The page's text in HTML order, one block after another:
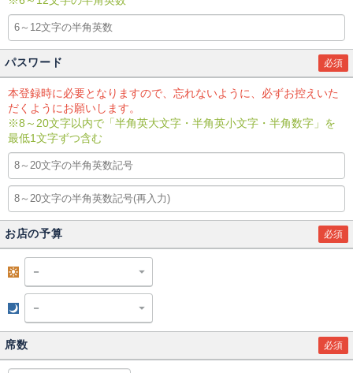
パスワード 必須
本登録時に必要となりますので、忘れないように、必ずお控えいた
だくようにお願いします。
※8～20文字以内で「半角英大文字・半角英小文字・半角数字」を
最低1文字ずつ含む
お店の予算 必須
席数 必須